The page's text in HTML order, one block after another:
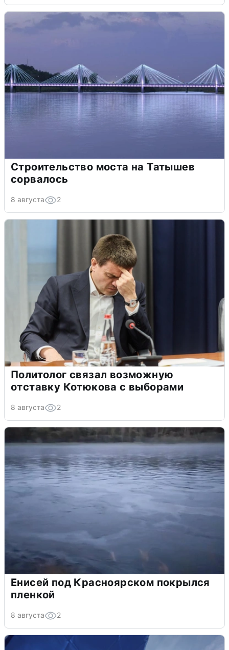
Строительство моста на Татышев
сорвалось
8 августа 2
Политолог связал возможную
отставку Котюкова с выборами
8 августа 2
Енисей под Красноярском покрылся
пленкой
8 августа 2